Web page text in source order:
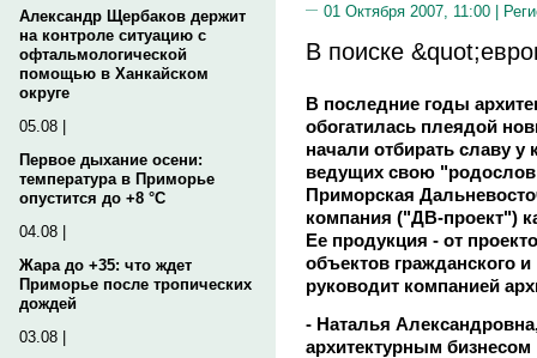
Александр Щербаков держит
на контроле ситуацию с
офтальмологической
помощью в Ханкайском
округе
05.08 |
Первое дыхание осени:
температура в Приморье
опустится до +8 °C
04.08 |
Жара до +35: что ждет
Приморье после тропических
дождей
03.08 |
01 Октября 2007, 11:00 |
В поиске
В последние годы
обогатилась плеядой
начали отбирать славу у
ведущих свою
Приморская
компания ("ДВ-проект")
Ее продукция - от
объектов гражданского
руководит компанией
- Наталья
архитектурным бизнесом